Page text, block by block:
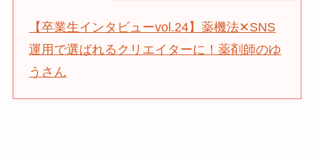
【卒業生インタビューvol.24】薬機法✕SNS
運用で選ばれるクリエイターに！薬剤師のゆ
うさん